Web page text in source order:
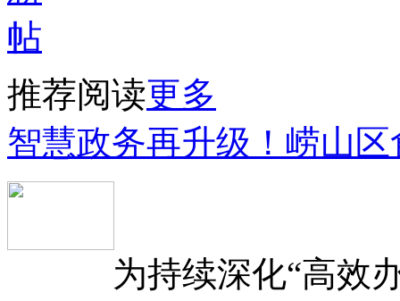
推荐阅读更多
智慧政务再升级！崂山
为持续深化“高效办